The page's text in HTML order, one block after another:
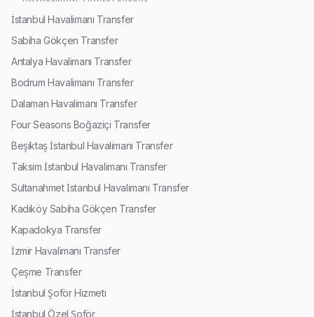
İstanbul Havalimanı Transfer
Sabiha Gökçen Transfer
Antalya Havalimanı Transfer
Bodrum Havalimanı Transfer
Dalaman Havalimanı Transfer
Four Seasons Boğaziçi Transfer
Beşiktaş İstanbul Havalimanı Transfer
Taksim İstanbul Havalimanı Transfer
Sultanahmet İstanbul Havalimanı Transfer
Kadıköy Sabiha Gökçen Transfer
Kapadokya Transfer
İzmir Havalimanı Transfer
Çeşme Transfer
İstanbul Şoför Hizmeti
İstanbul Özel Şoför